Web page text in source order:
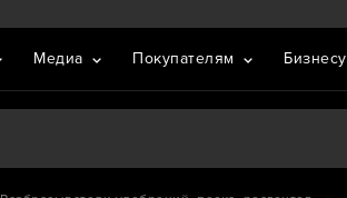
Медиа Покупателям Бизнесу